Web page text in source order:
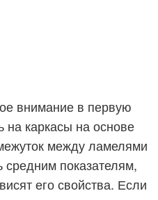
внимание в первую
каркасы на основе
между ламелями
средним показателям,
его свойства. Если